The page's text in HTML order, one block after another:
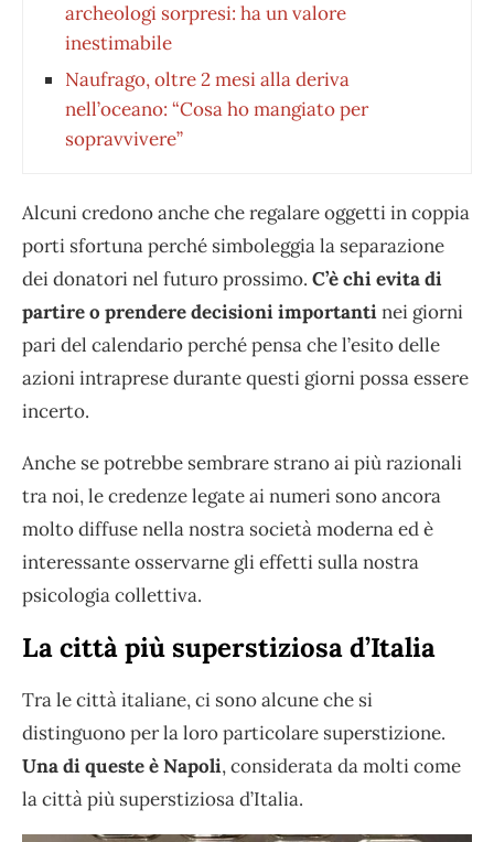
archeologi sorpresi: ha un valore
inestimabile
Naufrago, oltre 2 mesi alla deriva
nell’oceano: “Cosa ho mangiato per
sopravvivere”
Alcuni credono anche che regalare oggetti in coppia
porti sfortuna perché simboleggia la separazione
dei donatori nel futuro prossimo. C’è chi evita di
partire o prendere decisioni importantinei giorni
pari del calendario perché pensa che l’esito delle
azioni intraprese durante questi giorni possa essere
incerto.
Anche se potrebbe sembrare strano ai più razionali
tra noi, le credenze legate ai numeri sono ancora
molto diffuse nella nostra società moderna ed è
interessante osservarne gli effetti sulla nostra
psicologia collettiva.
La città più superstiziosa d’Italia
Tra le città italiane, ci sono alcune che si
distinguono per la loro particolare superstizione.
Una di queste è Napoli, considerata da molti come
la città più superstiziosa d’Italia.